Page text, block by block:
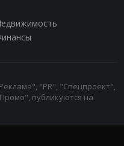
"PR", "Спецпроект",
публикуются на